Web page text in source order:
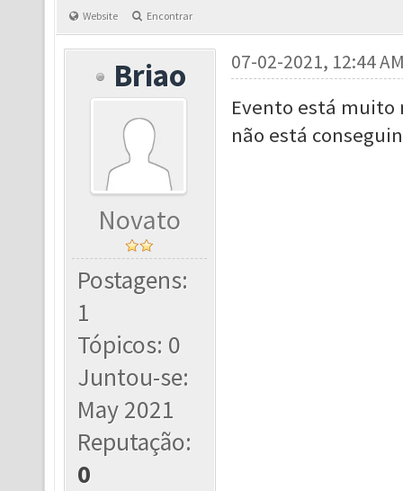
Website Encontrar
Briao
Novato
Postagens:
1
Tópicos: 0
Juntou-se:
May 2021
Reputação:
0
07-02-2021, 12:44
Evento está muito
não está